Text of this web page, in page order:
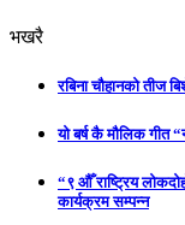
भखरै
रबिना चौहानको तीज
यो बर्ष कै मौलिक गीत
“९ औँ राष्ट्रिय
कार्यक्रम सम्पन्न